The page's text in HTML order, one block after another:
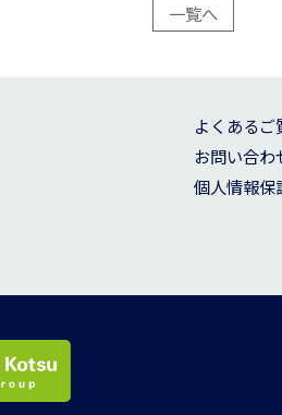
一覧へ
よくあるご
お問い合わ
個人情報保